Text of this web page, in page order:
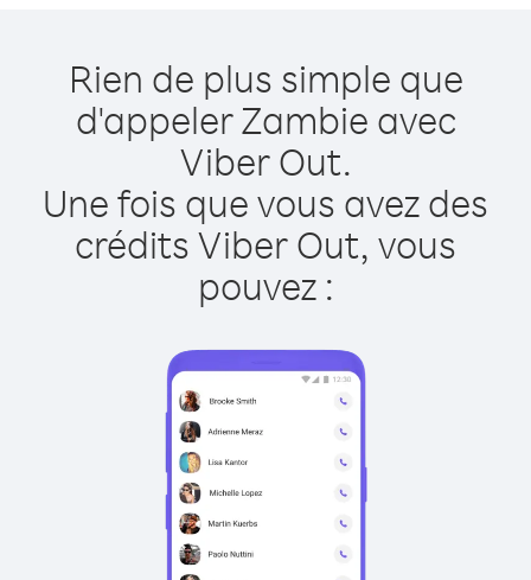
Rien de plus simple que
d'appeler Zambie avec
Viber Out.
Une fois que vous avez des
crédits Viber Out, vous
pouvez :